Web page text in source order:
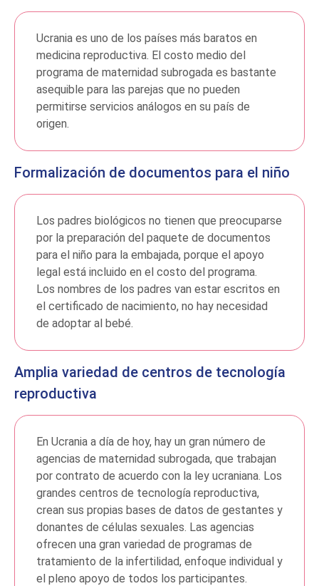
Ucrania es uno de los países más baratos en
medicina reproductiva. El costo medio del
programa de maternidad subrogada es bastante
asequible para las parejas que no pueden
permitirse servicios análogos en su país de
origen.
Formalización de documentos para el niño
Los padres biológicos no tienen que preocuparse
por la preparación del paquete de documentos
para el niño para la embajada, porque el apoyo
legal está incluido en el costo del programa.
Los nombres de los padres van estar escritos en
el certificado de nacimiento, no hay necesidad
de adoptar al bebé.
Amplia variedad de centros de tecnología
reproductiva
En Ucrania a día de hoy, hay un gran número de
agencias de maternidad subrogada, que trabajan
por contrato de acuerdo con la ley ucraniana. Los
grandes centros de tecnología reproductiva,
crean sus propias bases de datos de gestantes y
donantes de células sexuales. Las agencias
ofrecen una gran variedad de programas de
tratamiento de la infertilidad, enfoque individual y
el pleno apoyo de todos los participantes.